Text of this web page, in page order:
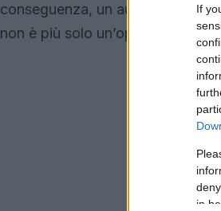
If
in
conseguenza, un aumento dei
non è più solo un’opzione, ma